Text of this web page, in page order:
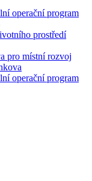
operační program
prostředí
pro místní rozvoj
operační program